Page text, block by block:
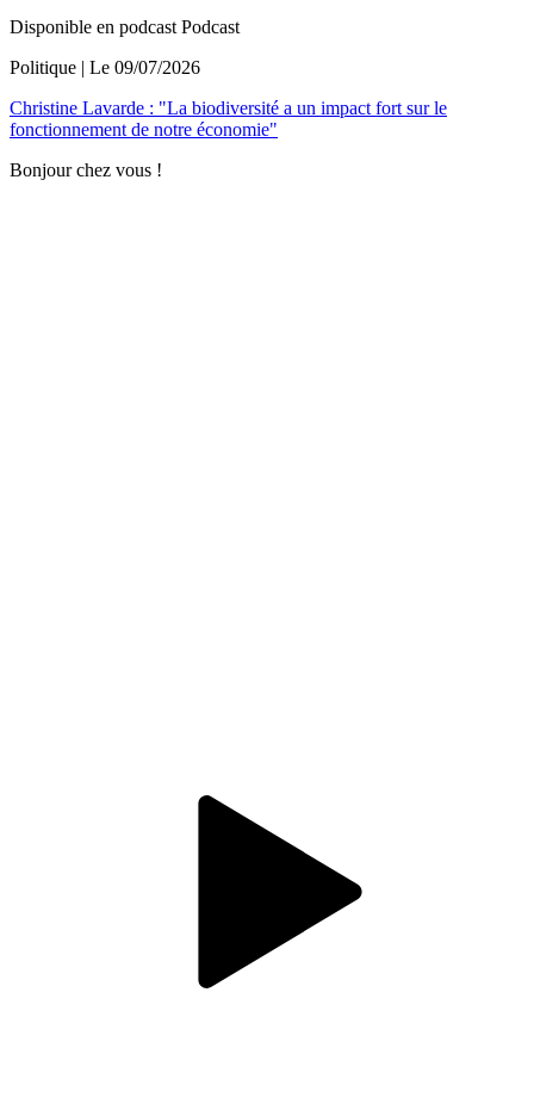
Disponible en podcast Podcast
Politique | Le 09/07/2026
Christine Lavarde : "La biodiversité a un impact fort sur le
fonctionnement de notre économie"
Bonjour chez vous !